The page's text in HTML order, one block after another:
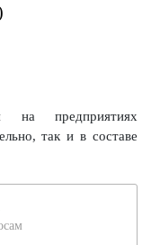
на предприятиях
так и в составе